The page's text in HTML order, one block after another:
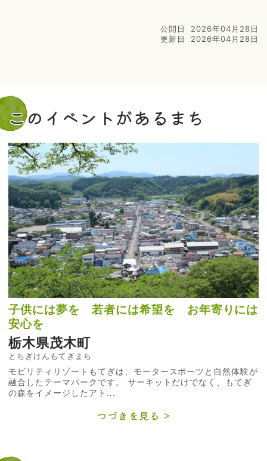
公開日
2026年04月28日
更新日
2026年04月28日
このイベントがあるまち
子供には夢を 若者には希望を お年寄りには
安心を
栃木県茂木町
とちぎけんもてぎまち
モビリティリゾートもてぎは、モータースポーツと自然体験が
融合したテーマパークです。 サーキットだけでなく、もてぎ
の森をイメージしたアト...
つづきを見る